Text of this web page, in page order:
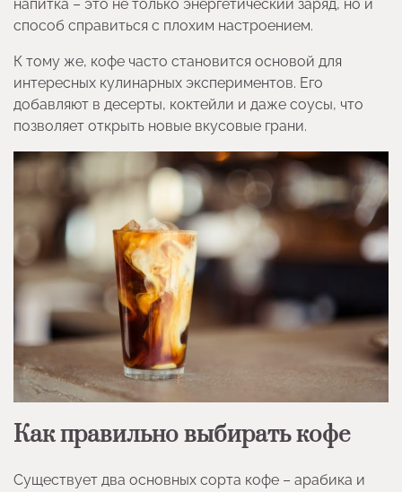
напитка – это не только энергетический заряд, но и
способ справиться с плохим настроением.
К тому же, кофе часто становится основой для
интересных кулинарных экспериментов. Его
добавляют в десерты, коктейли и даже соусы, что
позволяет открыть новые вкусовые грани.
Как правильно выбирать кофе
Существует два основных сорта кофе – арабика и